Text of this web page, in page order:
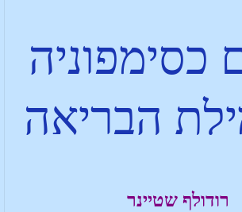
כסימפוניה
הבריאה
רודולף שטיינר